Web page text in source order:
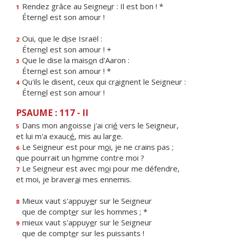
1 Rendez grâce au Seigneur : Il est bon ! *
Éternel est son amour !
2 Oui, que le dise Israël :
Éternel est son amour ! +
3 Que le dise la maison d'Aaron :
Éternel est son amour ! *
4 Qu'ils le disent, ceux qui craignent le Seigneur :
Éternel est son amour !
PSAUME : 117 - II
5 Dans mon angoisse j'ai crié vers le Seigneur,
et lui m'a exaucé, mis au large.
6 Le Seigneur est pour moi, je ne crains pas ;
que pourrait un homme contre moi ?
7 Le Seigneur est avec moi pour me défendre,
et moi, je braverai mes ennemis.
8 Mieux vaut s'appuyer sur le Seigneur
que de compter sur les hommes ; *
9 mieux vaut s'appuyer sur le Seigneur
que de compter sur les puissants !